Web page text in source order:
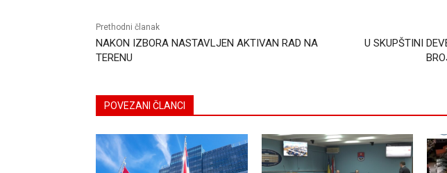
Prethodni članak
NAKON IZBORA NASTAVLJEN AKTIVAN RAD NA
TERENU
U SKUPŠTINI
POVEZANI ČLANCI